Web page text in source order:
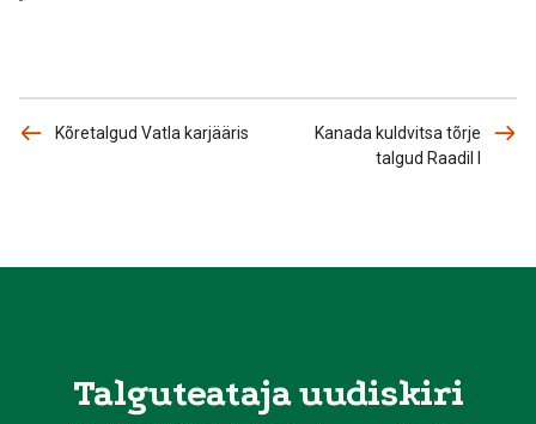
Kõretalgud Vatla karjääris
Kanada kuldvitsa tõrje
talgud Raadil I
Talguteataja uudiskiri